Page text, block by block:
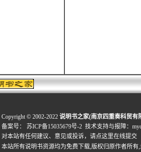
Copyright © 2002-2022 说明书之家(南京四重奏科贸有
备案号：
苏ICP备15035679号-2 技术支持与报障：
对本站有任何建议、意见或投诉， 请点这里在线提交
本站所有说明书资源均为免费下载,版权归原作者所